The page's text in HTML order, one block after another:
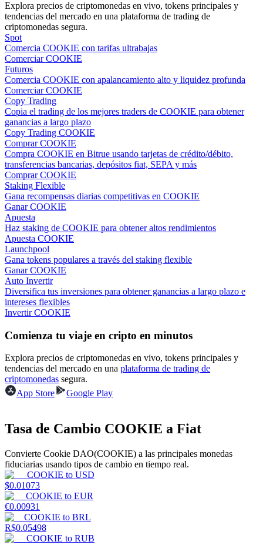
Estrategias comerciales
Aprenda cómo mantenerse rentable
Earn
Power Piggy
Gana recompensas competitivas diariamente
Staking
Alta rentabilidad y acceso instantáneo
Explora precios de criptomonedas en vivo, tokens principales y
tendencias del mercado en una plataforma de trading de
criptomonedas segura.
Spot
Comercia COOKIE con tarifas ultrabajas
Comerciar COOKIE
Futuros
Comercia COOKIE con apalancamiento alto y liquidez profunda
Comerciar COOKIE
Copy Trading
Copia el trading de los mejores traders de COOKIE para obtener
ganancias a largo plazo
Copy Trading COOKIE
Comprar COOKIE
Compra COOKIE en Bitrue usando tarjetas de crédito/débito,
transferencias bancarias, depósitos fiat, SEPA y más
Comprar COOKIE
Staking Flexible
Gana recompensas diarias competitivas en COOKIE
Ganar COOKIE
Apuesta
Haz staking de COOKIE para obtener altos rendimientos
Apuesta COOKIE
Launchpool
Gana tokens populares a través del staking flexible
Ganar COOKIE
Auto Invertir
Diversifica tus inversiones para obtener ganancias a largo plazo e
intereses flexibles
Invertir COOKIE
Comienza tu viaje en cripto en minutos
Explora precios de criptomonedas en vivo, tokens principales y
tendencias del mercado en una plataforma de trading de
criptomonedas segura.
App Store
Google Play
Tasa de Cambio COOKIE a Fiat
Convierte Cookie DAO(COOKIE) a las principales monedas
fiduciarias usando tipos de cambio en tiempo real.
COOKIE to USD
$0.01073
COOKIE to EUR
€0.00931
COOKIE to BRL
R$0.05498
COOKIE to RUB